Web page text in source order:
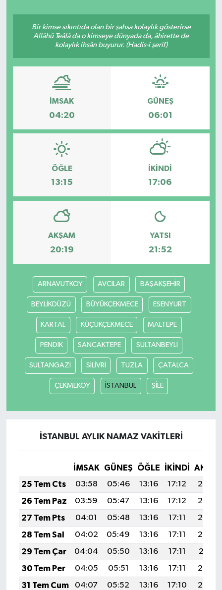
Bir kimse sıkıntıda olan bir şahsa kolaylık gösterirse
Allâhü Teâlâ da o kimseye dünyada da, âhirette de
kolaylık ihsân buyurur. (Hadis-i şerif)
İMSAK
04:20
GÜNEŞ
06:01
ÖĞLE
13:15
İKINDI
17:06
AKŞAM
20:19
YATSI
21:52
ARNAVUTKOY AVCILAR BAŞAKŞEHİR
BEYLİKDÜZÜ BÜYÜKÇEKMECE ESENYURT
KARTAL KÜÇÜKÇEKMECE MALTEPE
PENDİK SANCAKTEPE SULTANBEYLİ
SULTANGAZİ SİLİVRİ TUZLA ÇATALCA
ÇEKMEKÖY İSTANBUL ŞİLE
İSTANBUL AYLIK NAMAZ VAKITLERI
İMSAK GÜNEŞ ÖĞLE İKINDI
25 Tem Cts
03:58 05:46 13:16 17:12
20:35
26 Tem Paz
03:59 05:47 13:16 17:12
20:34
27 Tem Pts
04:01 05:48 13:16 17:11
20:33
28 Tem Sal
04:02 05:49 13:16 17:11
20:32
29 Tem Çar
04:04 05:50 13:16 17:11
20:31
30 Tem Per
04:05 05:51 13:16 17:11
20:30
31 Tem Cum
04:07 05:52 13:16 17:10
20:29